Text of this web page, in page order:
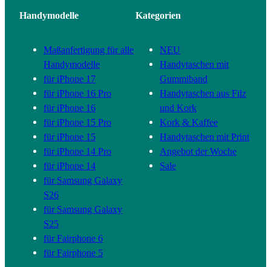
Handymodelle
Maßanfertigung für alle
Handymodelle
für iPhone 17
für iPhone 16 Pro
für iPhone 16
für iPhone 15 Pro
für iPhone 15
für iPhone 14 Pro
für iPhone 14
für Samsung Galaxy
S26
für Samsung Galaxy
S25
für Fairphone 6
für Fairphone 5
Kategorien
NEU
Handytaschen mit
Gummiband
Handytaschen aus Filz
und Kork
Kork & Kaffee
Handytaschen mit Print
Angebot der Woche
Sale